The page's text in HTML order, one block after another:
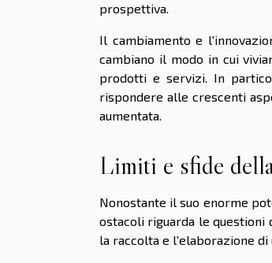
prospettiva.
Il cambiamento e
cambiano il modo in cui
prodotti e servizi. In
rispondere alle crescenti
aumentata.
Limiti e sfide
Nonostante il suo enorme
ostacoli riguarda le questioni
la raccolta e l'elaborazione